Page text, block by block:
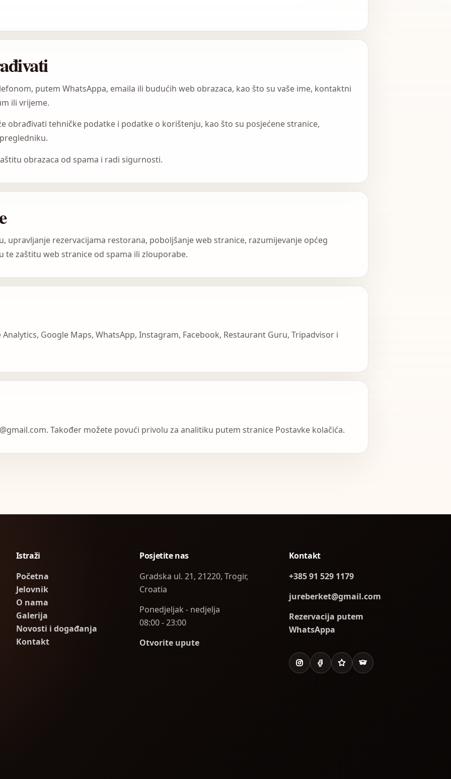
putem WhatsAppa, emaila ili budućih web obrazaca, kao što su vaše ime, kontaktni
ili vrijeme.
obrađivati tehničke podatke i podatke o korištenju, kao što su posjećene stranice,
obrazaca od spama i radi sigurnosti.
rezervacijama restorana, poboljšanje web stranice, razumijevanje općeg
zaštitu web stranice od spama ili zlouporabe.
Google Maps, WhatsApp, Instagram, Facebook, Restaurant Guru, Tripadvisor i
Također možete povući privolu za analitiku putem stranice Postavke kolačića.
Istraži
Početna
Jelovnik
O nama
Galerija
Novosti i događanja
Kontakt
Posjetite nas
Gradska ul. 21, 21220, Trogir,
Croatia
Ponedjeljak - nedjelja
08:00 - 23:00
Otvorite upute
Kontakt
+385 91 529 1179
jureberket@gmail.com
Rezervacija putem
WhatsAppa